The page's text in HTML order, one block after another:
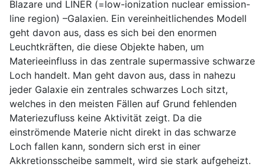
Blazare und LINER (=low-ionization nuclear emission-
line region) –Galaxien. Ein vereinheitlichendes Modell
geht davon aus, dass es sich bei den enormen
Leuchtkräften, die diese Objekte haben, um
Materieeinfluss in das zentrale supermassive schwarze
Loch handelt. Man geht davon aus, dass in nahezu
jeder Galaxie ein zentrales schwarzes Loch sitzt,
welches in den meisten Fällen auf Grund fehlenden
Materiezufluss keine Aktivität zeigt. Da die
einströmende Materie nicht direkt in das schwarze
Loch fallen kann, sondern sich erst in einer
Akkretionsscheibe sammelt, wird sie stark aufgeheizt.